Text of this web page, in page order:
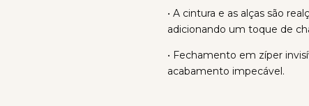
• A cintura e as alças são
adicionando um toque de
• Fechamento em zíper
acabamento impecável.